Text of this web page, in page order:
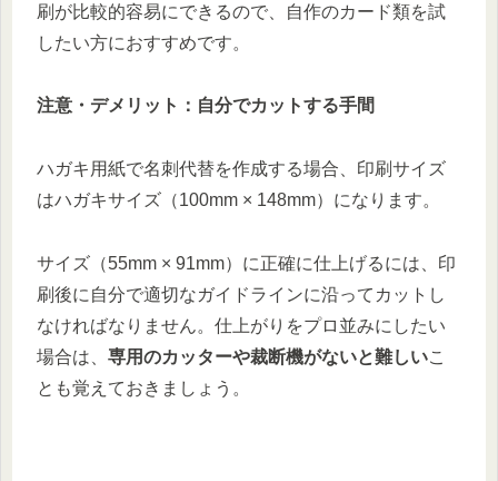
刷が比較的容易にできるので、自作のカード類を試
したい方におすすめです。
注意・デメリット：自分でカットする手間
ハガキ用紙で名刺代替を作成する場合、印刷サイズ
はハガキサイズ（100mm × 148mm）になります。
サイズ（55mm × 91mm）に正確に仕上げるには、印
刷後に自分で適切なガイドラインに沿ってカットし
なければなりません。仕上がりをプロ並みにしたい
場合は、 専用のカッターや裁断機がないと難しいこ
とも覚えておきましょう。